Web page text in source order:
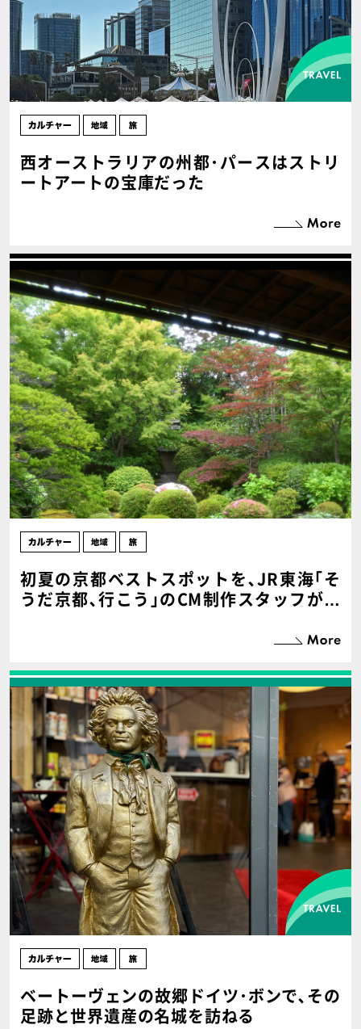
西オーストラリアの州都･パースはストリ
ートアートの宝庫だった
初夏の京都ベストスポットを､JR東海｢そ
うだ京都､行こう｣のCM制作スタッフが厳
ベートーヴェンの故郷ドイツ･ボンで､その
足跡と世界遺産の名城を訪ねる